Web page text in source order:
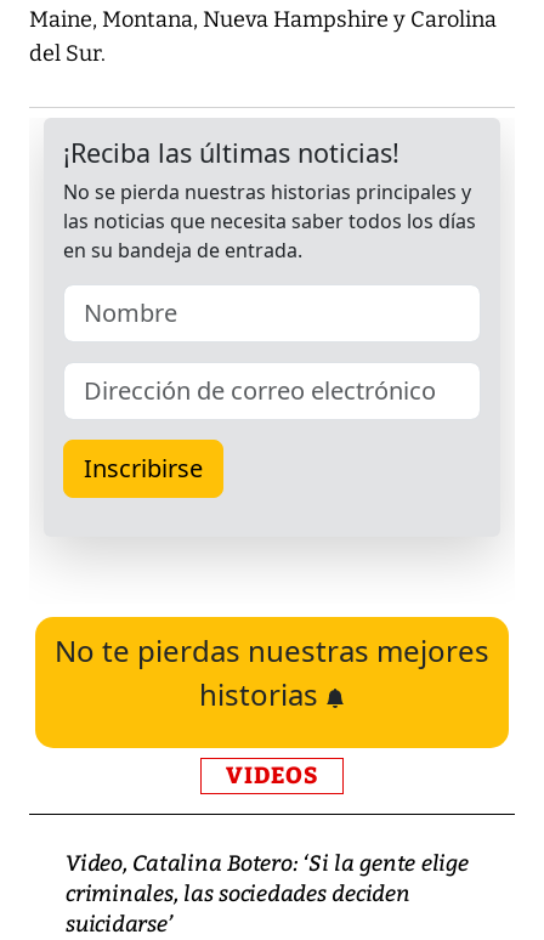
Maine, Montana, Nueva Hampshire y Carolina
del Sur.
No te pierdas nuestras mejores
historias
VIDEOS
Video, Catalina Botero: ‘Si la gente elige
criminales, las sociedades deciden
suicidarse’